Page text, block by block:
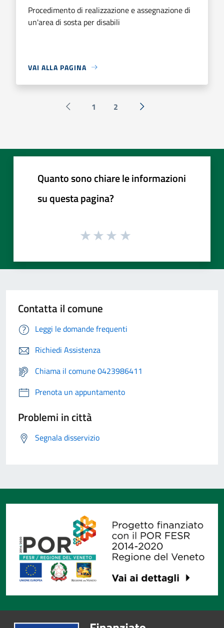
Procedimento di realizzazione e assegnazione di
un'area di sosta per disabili
VAI ALLA PAGINA
Pagina precedente
1 2 Successiva »
Quanto sono chiare le informazioni
su questa pagina?
Contatta il comune
Leggi le domande frequenti
Richiedi Assistenza
Chiama il comune 0423986411
Prenota un appuntamento
Problemi in città
Segnala disservizio